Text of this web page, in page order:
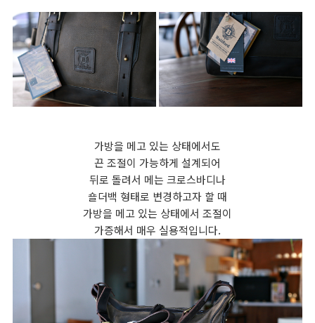
가방을 메고 있는 상태에서도
끈 조절이 가능하게 설계되어
뒤로 돌려서 메는 크로스바디나
숄더백 형태로 변경하고자 할 때
가방을 메고 있는 상태에서 조절이
가증해서 매우 실용적입니다.